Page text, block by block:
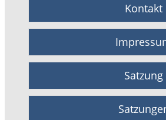
Kontakt
Satzung